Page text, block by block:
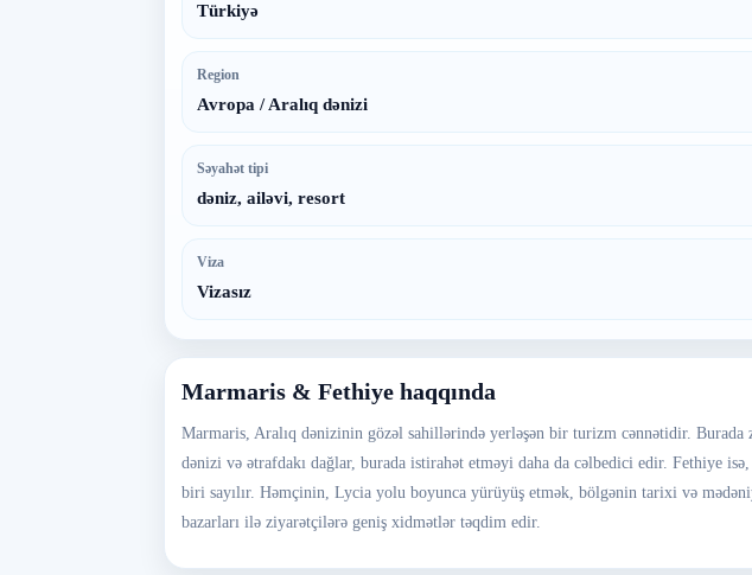
Türkiyə
Region
Avropa / Aralıq dənizi
Səyahət tipi
dəniz, ailəvi, resort
Viza
Vizasız
Marmaris & Fethiye haqqında
Marmaris, Aralıq dənizinin gözəl sahillərində yerləşən bir turizm cənnətidir.
dənizi və ətrafdakı dağlar, burada istirahət etməyi daha da cəlbedici edir. Fethiye
biri sayılır. Həmçinin, Lycia yolu boyunca yürüyüş etmək, bölgənin tarixi və
bazarları ilə ziyarətçilərə geniş xidmətlər təqdim edir.